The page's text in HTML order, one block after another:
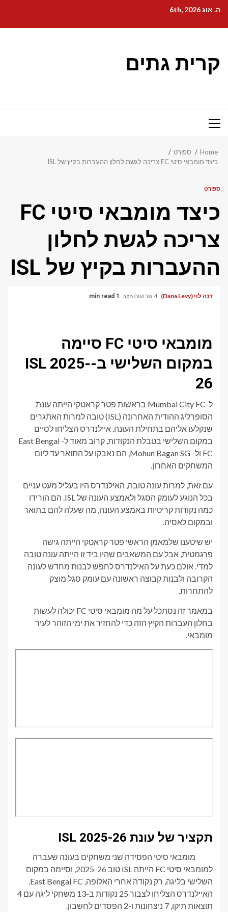
content
ה. אוג 6th, 2026
קרית גתים
Primary
Home
ספורט
כיצד מומבאי סיטי FC צריכה לגשת לחלון ההעברות בקיץ של ISL
ספורט
כיצד מומבאי סיטי FC
צריכה לגשת לחלון
ההעברות בקיץ של ISL
דנה לוי (Dana Levy) 4 שבועות ago 1 min read
מומבאי סיטי FC סיימה
במקום השלישי ב-ISL 2025-
26
ל-Mumbai City FC בראשות פטר קראטקי הייתה עונת
הסופרליג ההודית האחרונה (ISL) טובה למרות האתגרים
שנקלעו אליהם בתחילת העונה. איילנדרס הצליחו לסיים
במקום השלישי בטבלת הנקודות, קרוב מאוד ל- East Bengal
FC ול- Mohun Bagan SG, הם נאבקו על התואר עד ליום
המשחקים האחרון.
עם זאת, למרות עונה טובה, האילנדרס היו בעליל מעט עניים
בכל הנוגע לעומק הסגל ולאמצע העונה של ISL. הם הורידו
כמה נקודות קריטיות באמצע העונה, מה שעלה להם בתואר
ובמקום לאסיה.
יש שיטענו שלמאמן הראשי פטר קראטקי הייתה גישה
פרגמטית, אבל עם המשאבים שהיו ביד זו הייתה עונה טובה
למדי. אולם כעת על האילנדרס לחפש לבנות מחדש לעונה
הקרובה ולבנות קבוצה ראשונה עם עומק סגל מוצק
להתחרות.
במאמר זה נסתכל על מה מומבאי סיטי FC יכולה לעשות
בחלון העברות הקיץ הזה כדי להחזיר את ימי הזוהר לעיר
מומבאי.
תקציר של עונת ISL 2025-26
מומבאי סיטי הפסידה שני משחקים בעונה שעברה
למומבאי סיטי FC הייתה ISL טוב 2025-26, וסיימה במקום
השלישי בליגה, רק נקודה אחרי האלופה, East Bengal FC.
האיילנדרס הצליחו לצבור 25 נקודות ב-13 משחקי ליגה עם 4
תוצאות תיקו, 7 ניצחונות ו-2 הפסדים לחשבון.